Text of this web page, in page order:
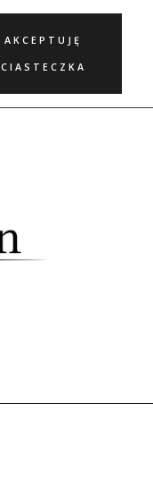
AKCEPTUJĘ
CIASTECZKA